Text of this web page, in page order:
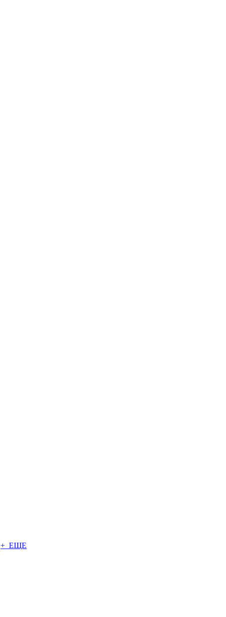
+ ЕЩЕ